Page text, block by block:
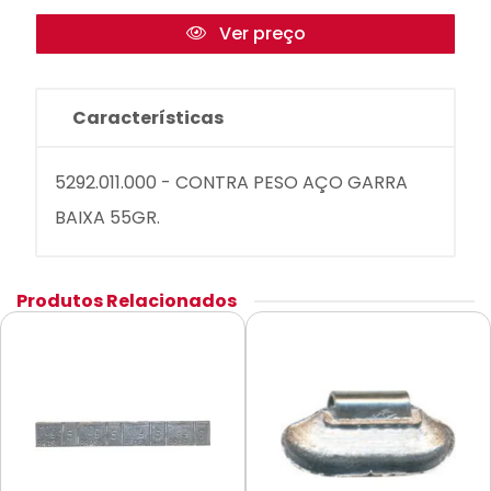
Ver preço
Características
5292.011.000 - CONTRA PESO AÇO GARRA
BAIXA 55GR.
Produtos Relacionados